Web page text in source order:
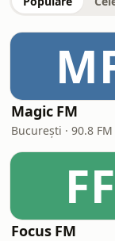
Magic FM
București · 90.8 FM
FF
Focus FM